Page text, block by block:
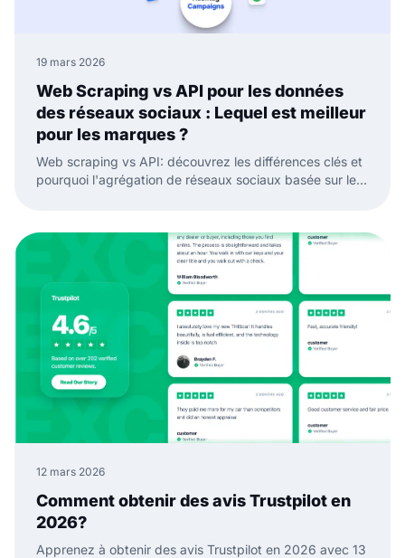
19 mars 2026
Web Scraping vs API pour les données
des réseaux sociaux : Lequel est meilleur
pour les marques ?
Web scraping vs API: découvrez les différences clés et
pourquoi l'agrégation de réseaux sociaux basée sur les
12 mars 2026
Comment obtenir des avis Trustpilot en
2026?
Apprenez à obtenir des avis Trustpilot en 2026 avec 13